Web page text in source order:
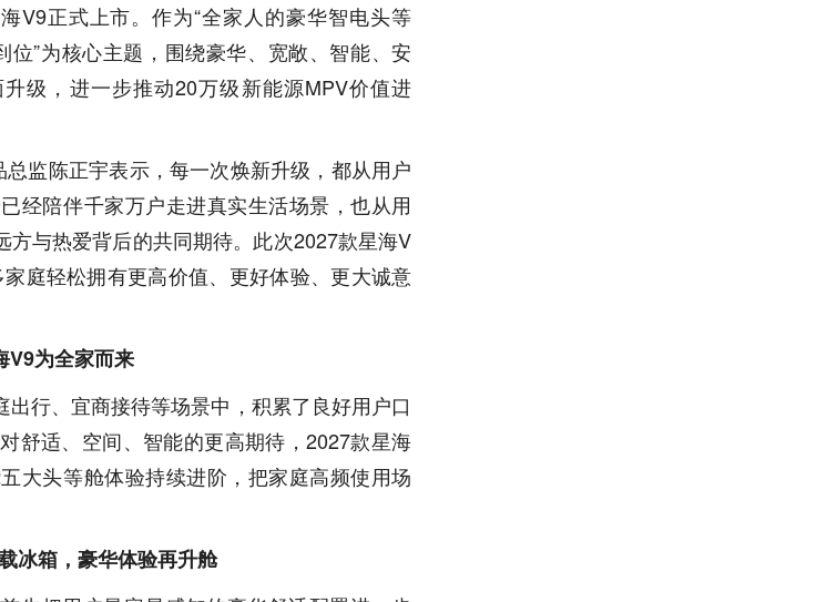
V9正式上市。作为“全家人的豪华智电头等
位”为核心主题，围绕豪华、宽敞、智能、安
级，进一步推动20万级新能源MPV价值进
监陈正宇表示，每一次焕新升级，都从用户
经陪伴千家万户走进真实生活场景，也从用
方与热爱背后的共同期待。此次2027款星海V
庭轻松拥有更高价值、更好体验、更大诚意
V9为全家而来
行、宜商接待等场景中，积累了良好用户口
舒适、空间、智能的更高期待，2027款星海
大头等舱体验持续进阶，把家庭高频使用场
冰箱，豪华体验再升舱